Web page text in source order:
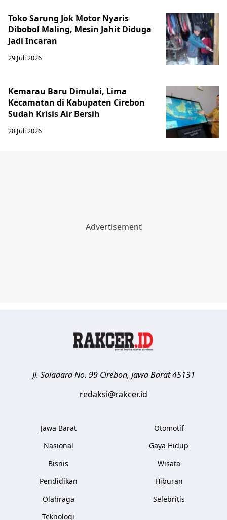
Toko Sarung Jok Motor Nyaris
Dibobol Maling, Mesin Jahit Diduga
Jadi Incaran
29 Juli 2026
Kemarau Baru Dimulai, Lima
Kecamatan di Kabupaten Cirebon
Sudah Krisis Air Bersih
28 Juli 2026
Jl. Saladara No. 99 Cirebon, Jawa Barat 45131
redaksi@rakcer.id
Jawa Barat
Nasional
Bisnis
Pendidikan
Olahraga
Teknologi
Otomotif
Gaya Hidup
Wisata
Hiburan
Selebritis